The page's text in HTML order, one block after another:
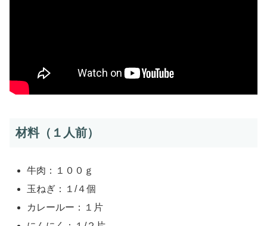
材料（１人前）
牛肉：１００ｇ
玉ねぎ：１/４個
カレールー：１片